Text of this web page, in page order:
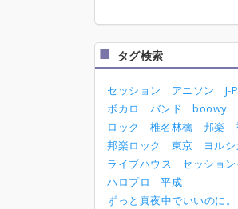
タグ検索
セッション アニソン J-
ボカロ
バンド boowy
ロック
椎名林檎 邦楽
邦楽ロック
東京 ヨルシ
ライブハウス
セッション
ハロプロ
平成
ずっと真夜中でいいのに。